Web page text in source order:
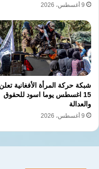
وتضخم الأسعار، مما
الإنسانية الخانقة
أرجاء البلاد.
الأزمة الإنسانية
القانون الدولي
9 أغسطس، 2026
شبكة حركة المرأة الأفغانية تعلن
15 اغسطس يوما اسود للحقوق
والعدالة
9 أغسطس، 2026